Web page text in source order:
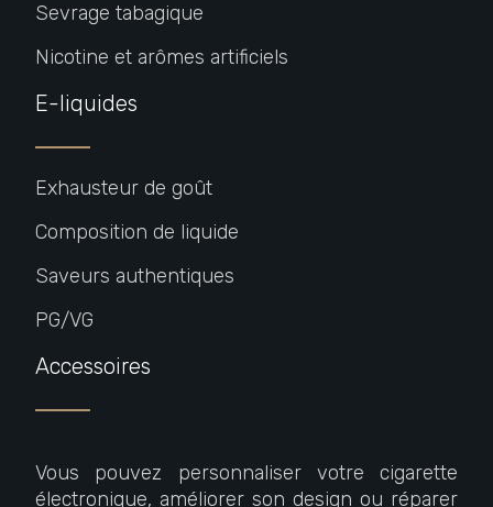
Sevrage tabagique
Nicotine et arômes artificiels
E-liquides
Exhausteur de goût
Composition de liquide
Saveurs authentiques
PG/VG
Accessoires
Vous pouvez personnaliser votre cigarette
électronique, améliorer son design ou réparer